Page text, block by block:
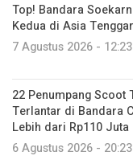
Top! Bandara
Kedua di Asia
7 Agustus 2026 -
22 Penumpang Scoot
Terlantar di Bandara
Lebih dari Rp110 Juta
6 Agustus 2026 -